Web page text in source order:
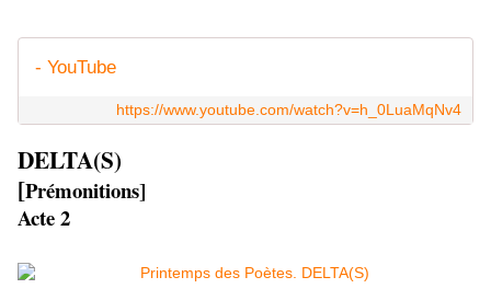
- YouTube
https://www.youtube.com/watch?v=h_0LuaMqNv4
DELTA(S)
[Prémonitions]
Acte 2